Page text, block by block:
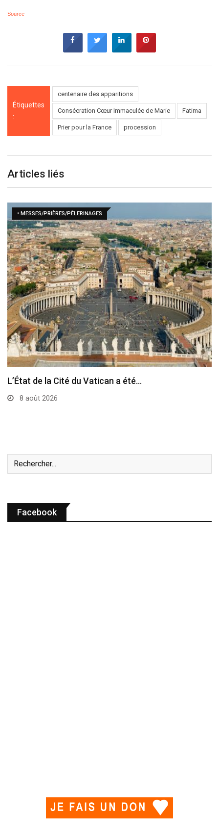
Source
Étiquettes
:
centenaire des apparitions
Consécration Cœur Immaculée de Marie Fatima
Prier pour la France procession
Articles liés
• MESSES/PRIÈRES/PÈLERINAGES
Le pape a célébré à Assise la messe…
7 août 2026
Facebook